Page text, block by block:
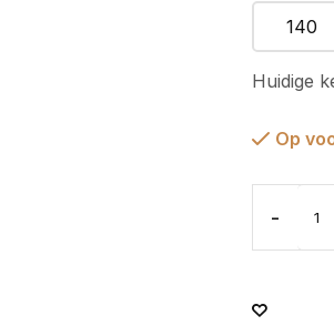
140
Huidige
Op
-